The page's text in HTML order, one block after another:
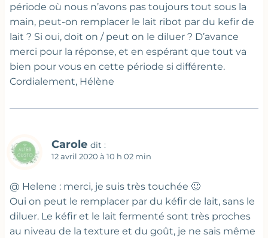
période où nous n’avons pas toujours tout sous la
main, peut-on remplacer le lait ribot par du kefir de
lait ? Si oui, doit on / peut on le diluer ? D’avance
merci pour la réponse, et en espérant que tout va
bien pour vous en cette période si différente.
Cordialement, Hélène
Carole dit :
12 avril 2020 à 10 h 02 min
@ Helene : merci, je suis très touchée 🙂
Oui on peut le remplacer par du kéfir de lait, sans le
diluer. Le kéfir et le lait fermenté sont très proches
au niveau de la texture et du goût, je ne sais même